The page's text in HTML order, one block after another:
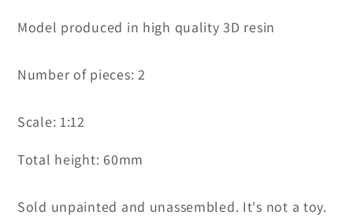
Model produced in high quality 3D resin
Number of pieces: 2
Scale: 1:12
Total height: 60mm
Sold unpainted and unassembled. It's not a toy.